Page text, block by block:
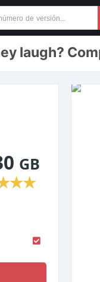
laugh?
GB
★★